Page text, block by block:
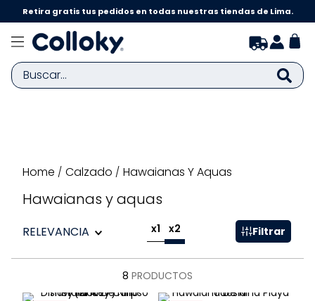
Retira gratis tus pedidos en todas nuestras tiendas de Lima.
Buscar...
Calzado Hawaianas Y Aquas
Hawaianas y aquas
RELEVANCIA x1 x2 Filtrar
8 PRODUCTOS
zapatillas niño
sandalias niña
6.
bebe